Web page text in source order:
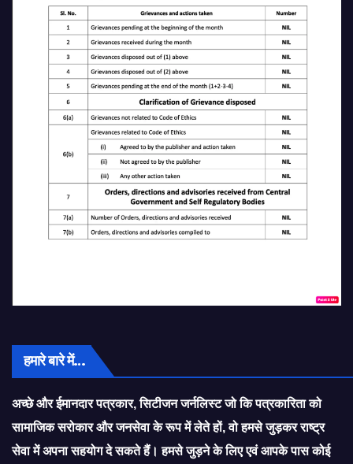
हमारे बारे में…
अच्छे और ईमानदार पत्रकार, सिटीजन जर्नलिस्ट जो कि पत्रकारिता को
सामाजिक सरोकार और जनसेवा के रूप में लेते हों, वो हमसे जुड़कर राष्ट्र
सेवा में अपना सहयोग दे सकते हैं। हमसे जुड़ने के लिए एवं आपके पास कोई